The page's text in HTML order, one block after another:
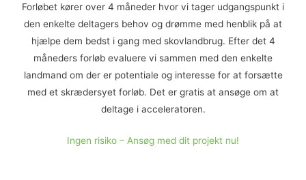
Forløbet kører over 4 måneder hvor vi tager udgangspunkt i
den enkelte deltagers behov og drømme med henblik på at
hjælpe dem bedst i gang med skovlandbrug. Efter det 4
måneders forløb evaluere vi sammen med den enkelte
landmand om der er potentiale og interesse for at forsætte
med et skrædersyet forløb. Det er gratis at ansøge om at
deltage i acceleratoren.
Ingen risiko – Ansøg med dit projekt nu!